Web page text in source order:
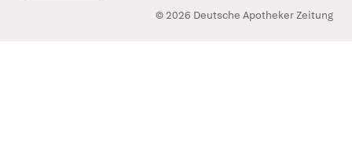
© 2026 Deutsche Apotheker Zeitung